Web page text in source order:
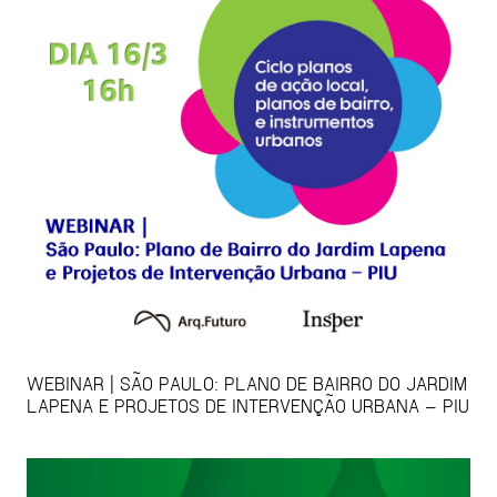
WEBINAR | SÃO PAULO: PLANO DE BAIRRO DO JARDIM
LAPENA E PROJETOS DE INTERVENÇÃO URBANA – PIU